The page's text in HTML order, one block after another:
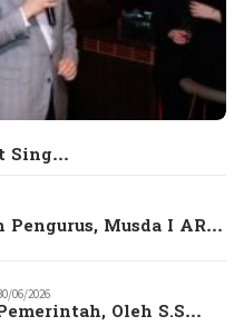
Sing…
Musda I AR…
06/2026
Oleh S.S…